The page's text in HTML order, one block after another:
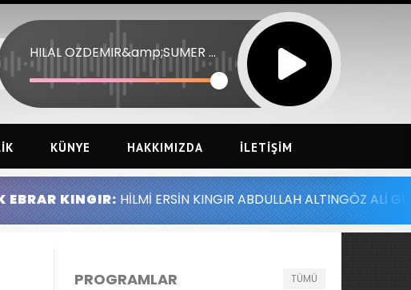
HILAL OZDEMIR&amp;SUMER EZGU 19 - YABAN GULU
KÜNYE HAKKIMIZDA İLETIŞIM
ERSİN KINGIR ABDULLAH ALTINGÖZ ALİ GÜNEY MELİH
PROGRAMLAR TÜMÜ